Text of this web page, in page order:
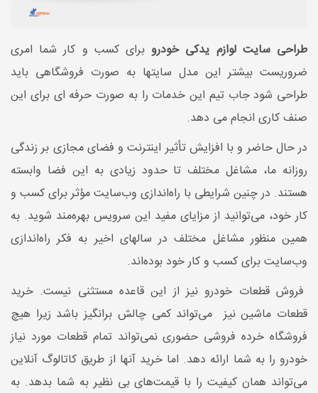
طراحی سایت لوازم یدکی خودروبرای کسب و کار شما امری
ضروریست بیشتر این مدل سایتها به صورت فروشگاهی باید
طراحی شود جاب تیم این خدمات را به صورت حرفه ای برای این
صنف کاری انجام می دهد.
در حال حاضر و با افزایش تأثیر اینترنت و فضای مجازی بر زندگی
روزانه ما، مشاغل مختلف تا حدود زیادی به این فضا وابسته
هستند. در چنین شرایطی با راه‌اندازی وب‌سایت مؤثر برای کسب و
کار خود، می‌توانید از مزایای مفید این سرویس بهره‌مند شوید. به
همین منظور مشاغل مختلف در سالهای اخیر به فکر راه‌اندازی
وب‌سایت برای کسب و کار خود بوده‌اند.
فروش قطعات خودرو نیز از این قاعده مستثنی نیست. خرید
قطعات ماشین نیز می‌تواند کمی چالش برانگیز باشد زیرا هیچ
فروشگاه خرده فروشی حضوری نمی‌تواند تمام قطعات مورد نیاز
خودرو را به شما ارائه دهد. اما خرید آنها از طریق کاتالوگ آنلاین
می‌تواند همان کیفیت را با قیمت‌های بی نظیر به شما بدهد. به